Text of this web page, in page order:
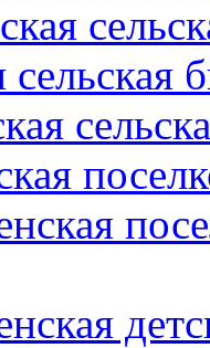
сельская